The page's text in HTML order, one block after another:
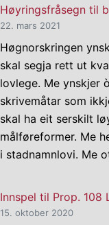
Høyringsfråsegn til
22. mars 2021
Høgnorskringen
skal segja rett ut
lovlege. Me ynskjer
skrivemåtar som
skal ha eit serskilt
målføreformer. Me
i stadnamnlovi. Me
Innspel til Prop. 108
15. oktober 2020